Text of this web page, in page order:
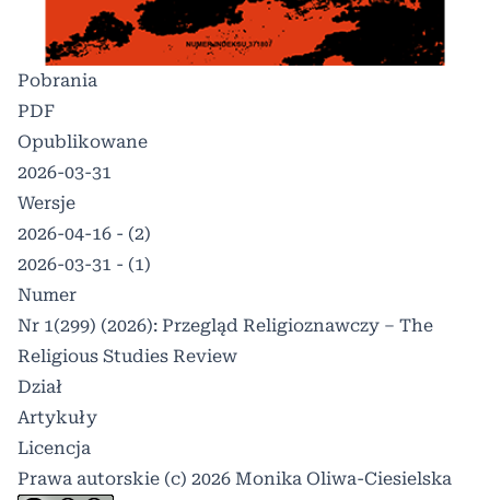
Pobrania
PDF
Opublikowane
2026-03-31
Wersje
2026-04-16 - (2)
2026-03-31 - (1)
Numer
Nr 1(299) (2026): Przegląd Religioznawczy – The
Religious Studies Review
Dział
Artykuły
Licencja
Prawa autorskie (c) 2026 Monika Oliwa-Ciesielska